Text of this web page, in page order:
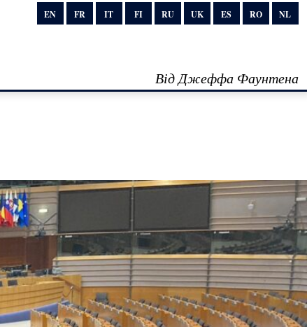
EN FR IT FI RU UK ES RO NL
Від Джеффа Фаунтена